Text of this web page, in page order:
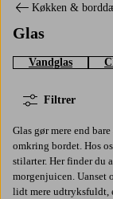
Køkken &
Glas
Vandglas
Filtrer
Glas gør mere end
omkring bordet. Hos
stilarter. Her finder du
morgenjuicen. Uanset
lidt mere udtryksfuldt,